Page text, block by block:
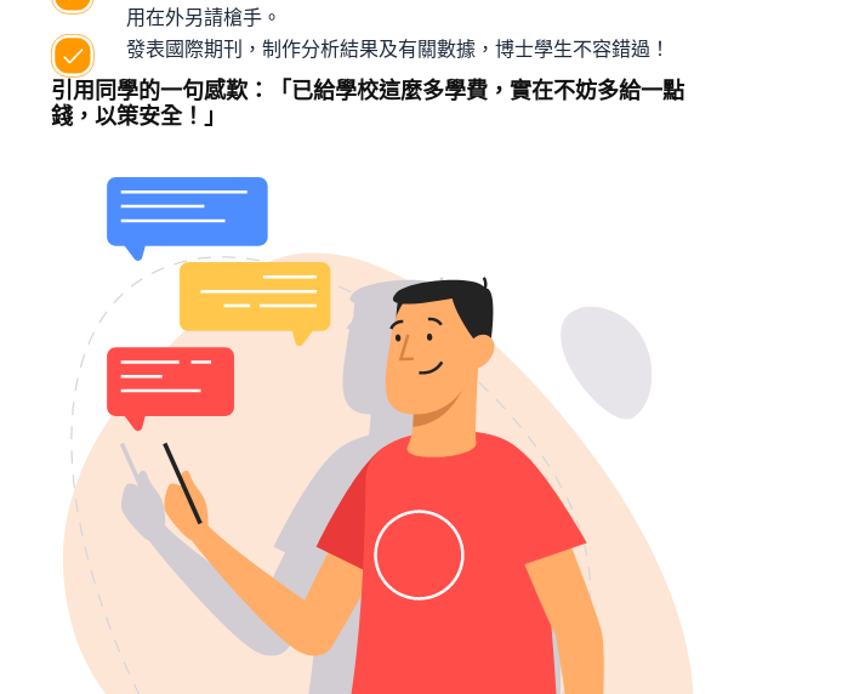
用在外另請槍手。
發表國際期刊，制作分析結果及有關數據，博士學生不容錯過！
引用同學的一句感歎：「已給學校這麼多學費，實在不妨多給一點
錢，以策安全！」